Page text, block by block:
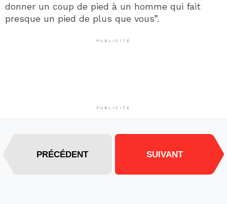
donner un coup de pied à un homme qui fait
presque un pied de plus que vous”.
PUBLICITÉ
PUBLICITÉ
PRÉCÉDENT SUIVANT